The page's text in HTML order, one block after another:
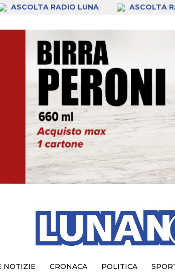
ASCOLTA RADIO LUNA ASCOLTA
NOTIZIE CRONACA POLITICA